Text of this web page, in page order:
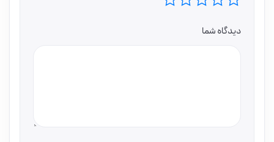
دیدگاه شما